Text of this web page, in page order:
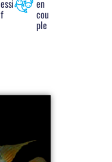
essi
f
en
cou
ple